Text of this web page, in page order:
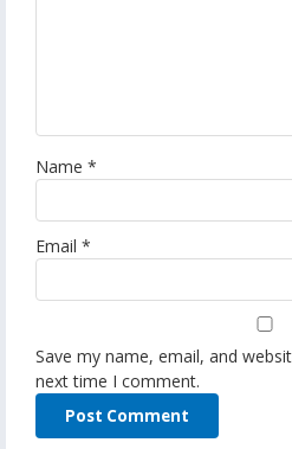
Name *
Email *
Save my name, email, and
next time I comment.